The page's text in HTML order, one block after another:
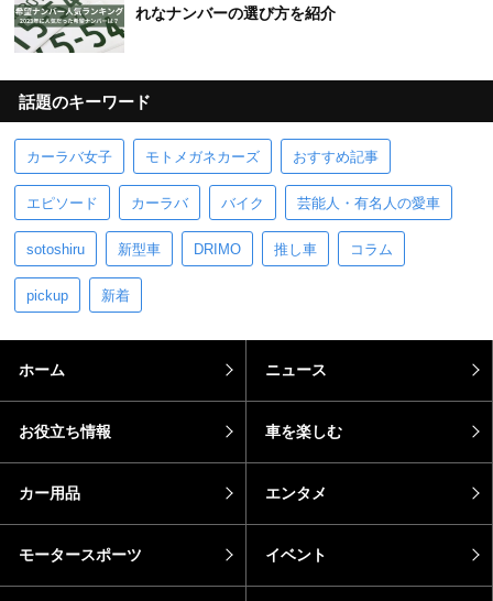
れなナンバーの選び方を紹介
話題のキーワード
カーラバ女子 モトメガネカーズ おすすめ記事
エピソード カーラバ バイク 芸能人・有名人の愛車
sotoshiru 新型車 DRIMO 推し車 コラム
pickup 新着
ホーム ニュース
お役立ち情報 車を楽しむ
カー用品 エンタメ
モータースポーツ イベント